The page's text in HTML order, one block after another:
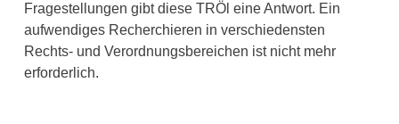
Fragestellungen gibt diese TRÖl eine Antwort. Ein
aufwendiges Recherchieren in verschiedensten
Rechts- und Verordnungsbereichen ist nicht mehr
erforderlich.